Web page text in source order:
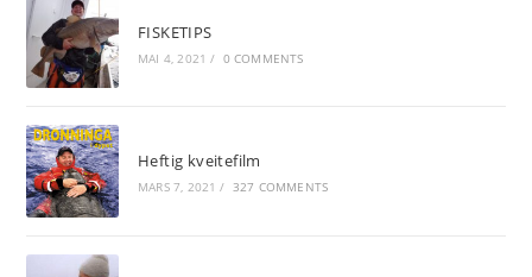
FISKETIPS
MAI 4, 2021 / 0 COMMENTS
Heftig kveitefilm
MARS 7, 2021 / 327 COMMENTS